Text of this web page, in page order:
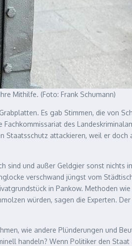
Mithilfe. (Foto: Frank Schumann)
Es gab Stimmen, die von
des
attackieren, weil er
und außer Geldgier sonst nichts
verschwand jüngst vom
in Pankow. Methoden
würden, sagen die Experten.
wie andere Plünderungen und
handeln? Wenn Politiker den